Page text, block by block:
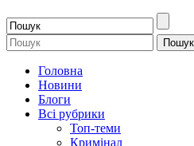
Головна
Новини
Блоги
Всі рубрики
Топ-теми
Кримінал